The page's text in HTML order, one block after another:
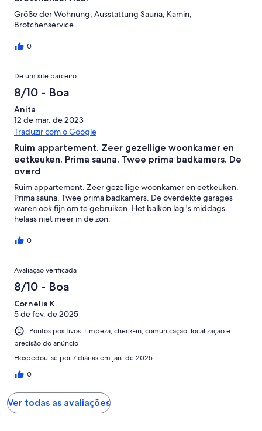
Größe der Wohnung; Ausstattung Sauna, Kamin,
Brötchenservice.
0
De um site parceiro
8/10 - Boa
Anita
12 de mar. de 2023
Traduzir com o Google
Ruim appartement. Zeer gezellige woonkamer en
eetkeuken. Prima sauna. Twee prima badkamers. De
overd
Ruim appartement. Zeer gezellige woonkamer en eetkeuken.
Prima sauna. Twee prima badkamers. De overdekte garages
waren ook fijn om te gebruiken. Het balkon lag 's middags
helaas niet meer in de zon.
0
Avaliação verificada
8/10 - Boa
Cornelia K.
5 de fev. de 2025
Pontos positivos: Limpeza, check-in, comunicação, localização e
precisão do anúncio
Hospedou-se por 7 diárias em jan. de 2025
0
Ver todas as avaliações